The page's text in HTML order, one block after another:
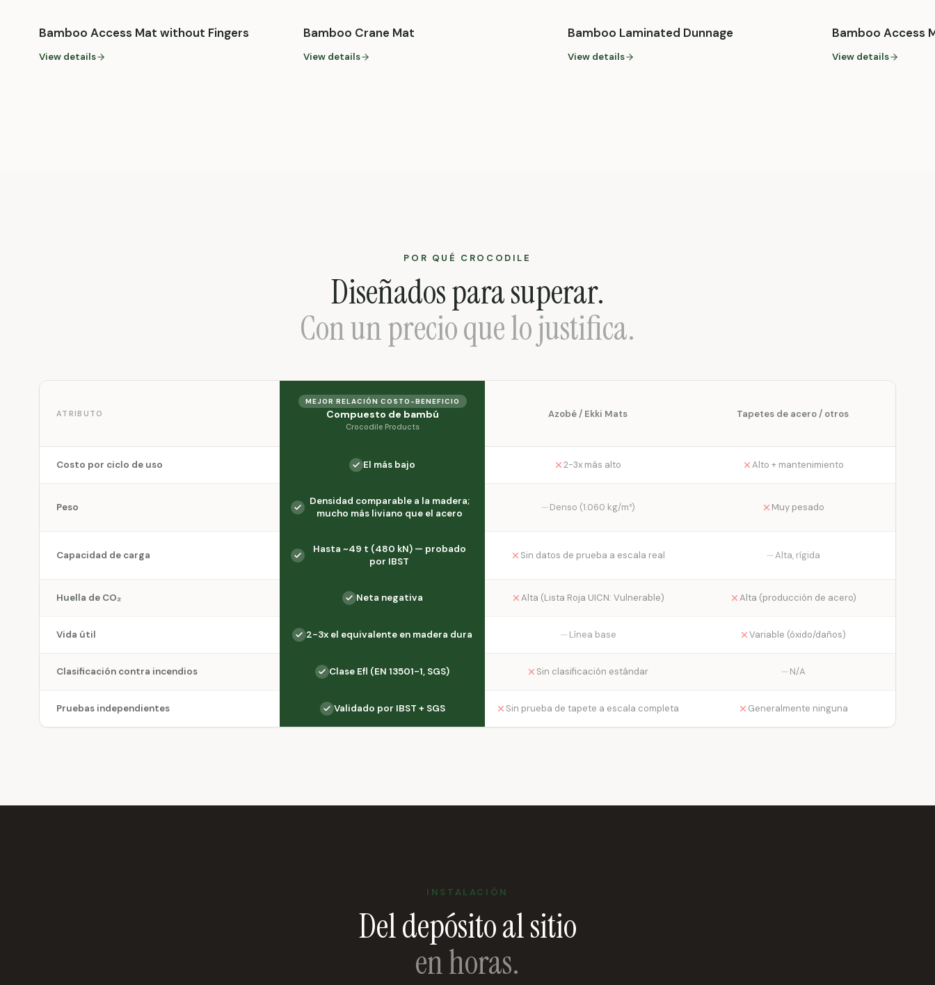
Bamboo Access Mat without Fingers
View details
Bamboo Crane Mat
View details
Bamboo Laminated Dunnage
View details
Bamboo Access
View details
POR QUÉ CROCODILE
Diseñados para superar.
Con un precio que lo justifica.
ATRIBUTO
MEJOR RELACIÓN COSTO-BENEFICIO
Compuesto de bambú
Crocodile Products
Azobé / Ekki Mats Tapetes de acero / otros
Costo por ciclo de uso El más bajo 2-3x más alto Alto + mantenimiento
Peso
Densidad comparable a la madera;
mucho más liviano que el acero
Denso (1.060 kg/m³) Muy pesado
Capacidad de carga
Hasta ~49 t (480 kN) — probado
por IBST
Sin datos de prueba a escala real Alta, rígida
Huella de CO₂ Neta negativa Alta (Lista Roja UICN: Vulnerable) Alta (producción de acero)
Vida útil 2-3x el equivalente en madera dura Línea base Variable (óxido/daños)
Clasificación contra incendios Clase Efl (EN 13501-1, SGS) Sin clasificación estándar N/A
Pruebas independientes Validado por IBST + SGS Sin prueba de tapete a escala completa Generalmente ninguna
INSTALACIÓN
Del depósito al sitio
en horas.